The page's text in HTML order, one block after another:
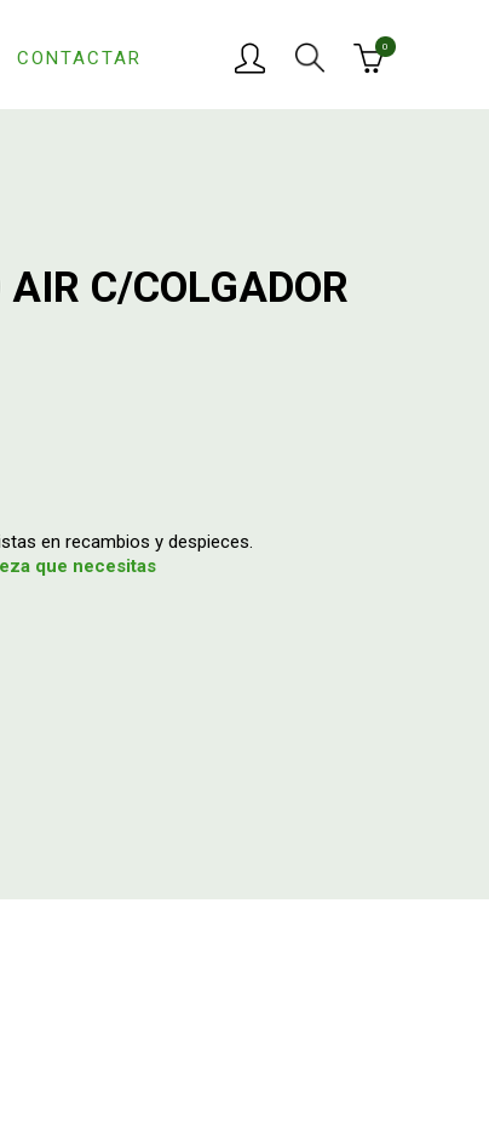
CONTACTAR
0
C/COLGADOR
en recambios y despieces.
que necesitas